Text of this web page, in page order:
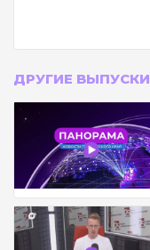
ДРУГИЕ ВЫПУСКИ